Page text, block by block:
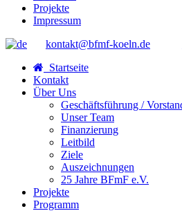
Projekte
Impressum
kontakt@bfmf-koeln.de
Startseite
Kontakt
Über Uns
Geschäftsführung /
Unser Team
Finanzierung
Leitbild
Ziele
Auszeichnungen
25 Jahre BFmF e.V.
Projekte
Programm